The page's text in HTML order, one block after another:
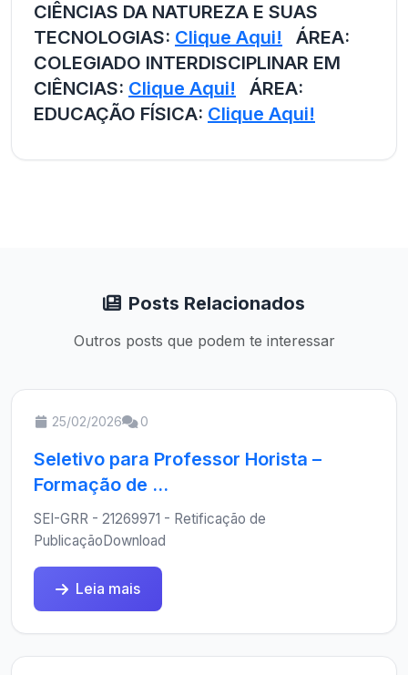
CIÊNCIAS DA NATUREZA E SUAS
TECNOLOGIAS: Clique Aqui!
ÁREA:
COLEGIADO INTERDISCIPLINAR EM
CIÊNCIAS: Clique Aqui!
ÁREA:
EDUCAÇÃO FÍSICA: Clique Aqui!
Posts Relacionados
Outros posts que podem te interessar
25/02/2026 0
Seletivo para Professor Horista –
Formação de ...
SEI-GRR - 21269971 - Retificação de
PublicaçãoDownload
Leia mais